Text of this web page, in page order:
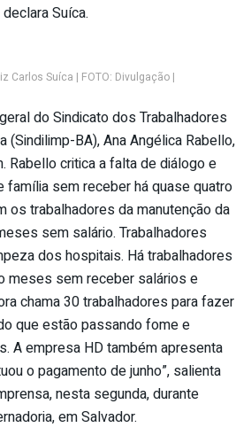
Suíca.
Carlos Suíca | FOTO: Divulgação |
do Sindicato dos Trabalhadores
(Sindilimp-BA), Ana Angélica Rabello,
Rabello critica a falta de diálogo e
família sem receber há quase quatro
os trabalhadores da manutenção da
sem salário. Trabalhadores
dos hospitais. Há trabalhadores
meses sem receber salários e
chama 30 trabalhadores para fazer
que estão passando fome e
A empresa HD também apresenta
o pagamento de junho”, salienta
nesta segunda, durante
em Salvador.